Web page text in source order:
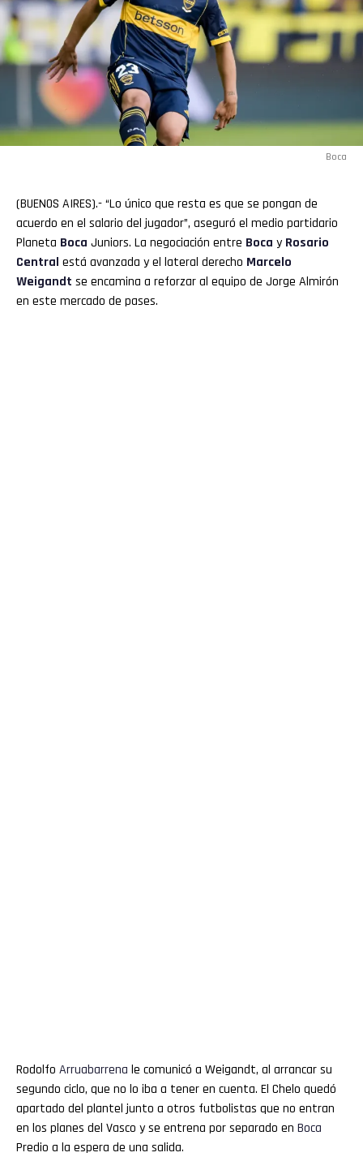
Boca
(BUENOS AIRES).- “Lo único que resta es que se pongan de
acuerdo en el salario del jugador”, aseguró el medio partidario
Planeta Boca Juniors. La negociación entre Boca y Rosario
Central está avanzada y el lateral derecho Marcelo
Weigandt se encamina a reforzar al equipo de Jorge Almirón
en este mercado de pases.
Rodolfo Arruabarrena le comunicó a Weigandt, al arrancar su
segundo ciclo, que no lo iba a tener en cuenta. El Chelo quedó
apartado del plantel junto a otros futbolistas que no entran
en los planes del Vasco y se entrena por separado en Boca
Predio a la espera de una salida.